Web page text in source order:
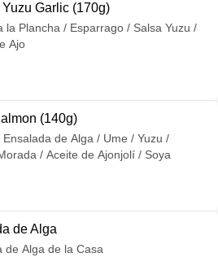
Garlic (170g)
la Plancha / Esparrago / Salsa Yuzu /
Ajo
(140g)
Ensalada de Alga / Ume / Yuzu /
/ Aceite de Ajonjolí / Soya
de Alga
de Alga de la Casa